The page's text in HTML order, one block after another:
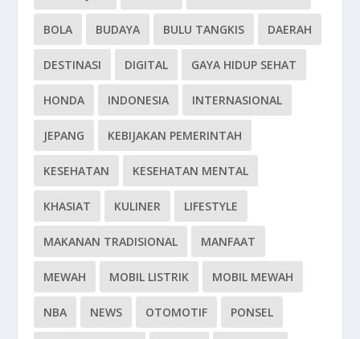
BOLA BUDAYA BULU TANGKIS DAERAH
DESTINASI DIGITAL GAYA HIDUP SEHAT
HONDA INDONESIA INTERNASIONAL
JEPANG KEBIJAKAN PEMERINTAH
KESEHATAN KESEHATAN MENTAL
KHASIAT KULINER LIFESTYLE
MAKANAN TRADISIONAL MANFAAT
MEWAH MOBIL LISTRIK MOBIL MEWAH
NBA NEWS OTOMOTIF PONSEL